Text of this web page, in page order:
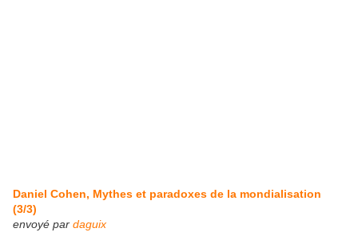
Daniel Cohen, Mythes et paradoxes de la mondialisation
(3/3)
envoyé par daguix